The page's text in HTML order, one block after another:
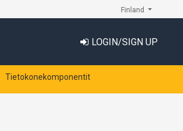
Finland
LOGIN/SIGN UP
Tietokonekomponentit